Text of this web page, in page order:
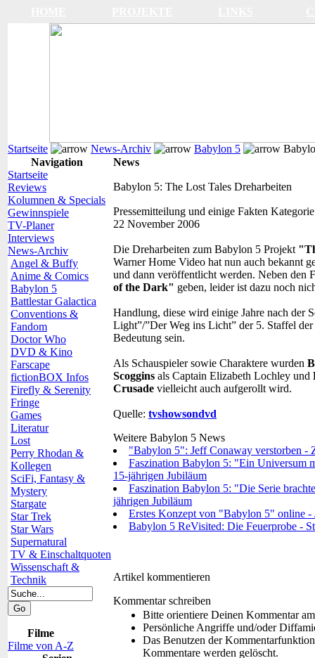
Startseite News-Archiv Babylon 5
Navigation
Startseite
Reviews
Kolumnen & Specials
Gewinnspiele
TV-Planer
Interviews
News-Archiv
Angel & Buffy
Anime & Comics
Babylon 5
Battlestar Galactica
Conventions &
Fandom
Doctor Who
DVD & Kino
Farscape
fictionBOX Infos
Firefly & Serenity
Fringe
Games
Literatur
Lost
Perry Rhodan &
Kollegen
SciFi, Fantasy &
Mystery
Stargate
Star Trek
Star Wars
Supernatural
TV & Einschaltquoten
Wissenschaft &
Technik
Filme
Filme von A-Z
News
Babylon 5: The Lost Tales Dreharbeiten
Pressemitteilung und einige Fakten
22 November 2006
Die Dreharbeiten zum Babylon 5 Projekt
Warner Home Video hat nun auch bekannt
und dann veröffentlicht werden. Neben den
of the Dark" geben, leider ist dazu noch
Handlung, diese wird einige Jahre nach der
Light”/”Der Weg ins Licht” der 5. Staffel
Bedeutung sein.
Als Schauspieler sowie Charaktere wurden
Scoggins als Captain Elizabeth Lochley und
Crusade vielleicht auch aufgerollt wird.
Quelle: tvshowsondvd
Weitere Babylon 5 News
"Babylon 5": Jeff Conaway verstorben -
Faszination Babylon 5: "Ein Universum
15-jährigen Jubiläum
Faszination Babylon 5: "Die Serie
jährigen Jubiläum
Erstes Konzept von "Babylon 5" online -
Babylon 5 ReVisited: Die Feuerprobe -
Artikel kommentieren
Kommentar schreiben
Bitte orientiere Deinen Kommentar
Persönliche Angriffe und/oder
Das Benutzen der
Kommentare werden gelöscht.